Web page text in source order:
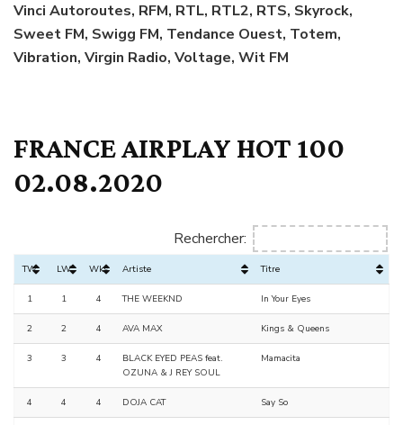
Vinci Autoroutes, RFM, RTL, RTL2, RTS, Skyrock,
Sweet FM, Swigg FM, Tendance Ouest, Totem,
Vibration, Virgin Radio, Voltage, Wit FM
FRANCE AIRPLAY HOT 100
02.08.2020
Rechercher:
TW LW Wks Artiste Titre
1 1 4 THE WEEKND In Your Eyes
2 2 4 AVA MAX Kings & Queens
3 3 4
BLACK EYED PEAS feat.
OZUNA & J REY SOUL
Mamacita
4 4 4 DOJA CAT Say So